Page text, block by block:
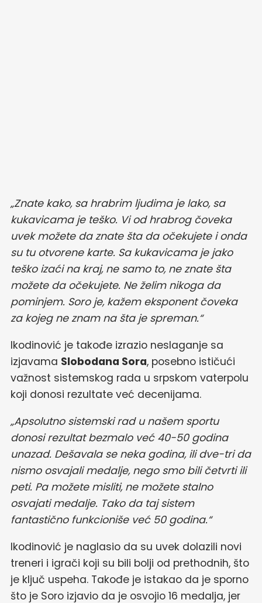
„Znate kako, sa hrabrim ljudima je lako, sa
kukavicama je teško. Vi od hrabrog čoveka
uvek možete da znate šta da očekujete i onda
su tu otvorene karte. Sa kukavicama je jako
teško izaći na kraj, ne samo to, ne znate šta
možete da očekujete. Ne želim nikoga da
pominjem. Soro je, kažem eksponent čoveka
za kojeg ne znam na šta je spreman.“
Ikodinović je takođe izrazio neslaganje sa
izjavama Slobodana Sora, posebno ističući
važnost sistemskog rada u srpskom vaterpolu
koji donosi rezultate već decenijama.
„Apsolutno sistemski rad u našem sportu
donosi rezultat bezmalo već 40-50 godina
unazad. Dešavala se neka godina, ili dve-tri da
nismo osvajali medalje, nego smo bili četvrti ili
peti. Pa možete misliti, ne možete stalno
osvajati medalje. Tako da taj sistem
fantastično funkcioniše već 50 godina.“
Ikodinović je naglasio da su uvek dolazili novi
treneri i igrači koji su bili bolji od prethodnih, što
je ključ uspeha. Takođe je istakao da je sporno
što je Soro izjavio da je osvojio 16 medalja, jer